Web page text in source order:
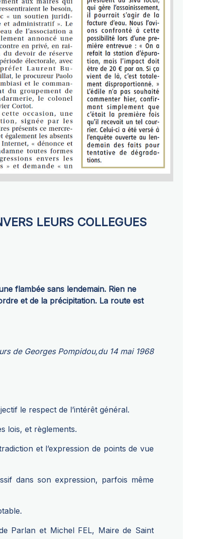
LEURS COLLEGUES
flambée sans lendemain. Rien ne
et de la précipitation. La route est
de Georges Pompidou,du 14 mai 1968
le respect de l’intérêt général.
lois, et règlements.
et l’expression de points de vue
dans son expression, parfois même
Parlan et Michel FEL, Maire de Saint